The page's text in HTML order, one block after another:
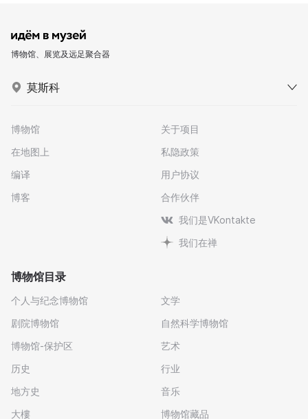
博物馆、展览及远足聚合器
莫斯科
博物馆
在地图上
编译
博客
关于项目
私隐政策
用户协议
合作伙伴
我们是VKontakte
我们在禅
博物馆目录
个人与纪念博物馆
剧院博物馆
博物馆-保护区
历史
地方史
大樓
文学
自然科学博物馆
艺术
行业
音乐
博物馆藏品